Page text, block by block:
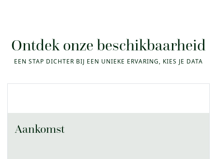
Ontdek onze beschikbaarheid
EEN STAP DICHTER BIJ EEN UNIEKE ERVARING, KIES JE DATA
Aankomst